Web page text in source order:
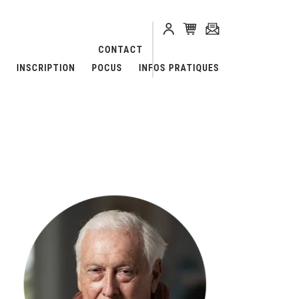
INSCRIPTION POCUS INFOS PRATIQUES
CONTACT